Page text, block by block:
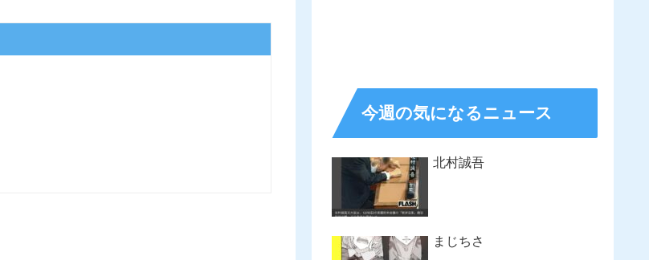
今週の気になるニュース
北村誠吾
まじちさ